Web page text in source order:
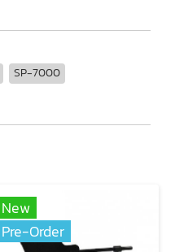
SP-7000
New
Pre-Order